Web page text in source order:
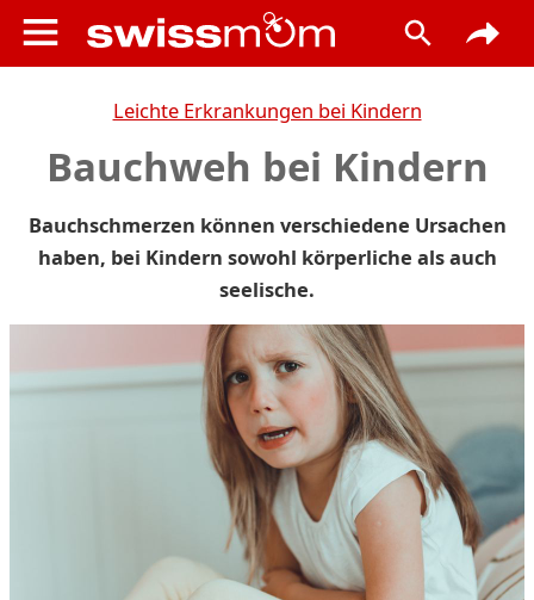
Leichte Erkrankungen bei Kindern
Bauchweh bei Kindern
Bauchschmerzen können verschiedene Ursachen
haben, bei Kindern sowohl körperliche als auch
seelische.